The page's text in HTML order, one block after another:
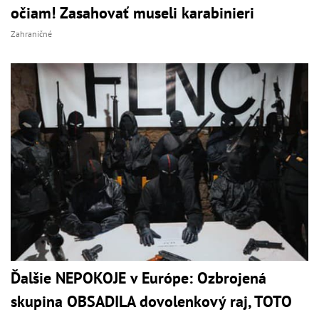
očiam! Zasahovať museli karabinieri
Zahraničné
Ďalšie NEPOKOJE v Európe: Ozbrojená
skupina OBSADILA dovolenkový raj, TOTO